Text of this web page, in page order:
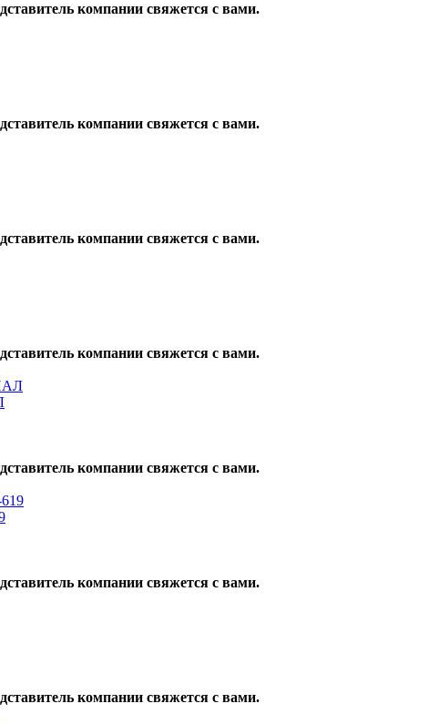
компании свяжется с вами.
компании свяжется с вами.
компании свяжется с вами.
компании свяжется с вами.
компании свяжется с вами.
компании свяжется с вами.
компании свяжется с вами.